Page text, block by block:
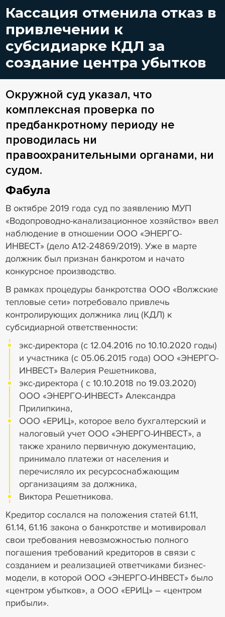
Кассация отменила отказ в
привлечении к
субсидиарке КДЛ за
создание центра убытков
Окружной суд указал, что
комплексная проверка по
предбанкротному периоду не
проводилась ни
правоохранительными органами, ни
судом.
Фабула
В октябре 2019 года суд по заявлению МУП
«Водопроводно-канализационное хозяйство» ввел
наблюдение в отношении ООО «ЭНЕРГО-
ИНВЕСТ» (дело А12-24869/2019). Уже в марте
должник был признан банкротом и начато
конкурсное производство.
В рамках процедуры банкротства ООО «Волжские
тепловые сети» потребовало привлечь
контролирующих должника лиц (КДЛ) к
субсидиарной ответственности:
экс-директора (с 12.04.2016 по 10.10.2020 годы)
и участника (с 05.06.2015 года) ООО «ЭНЕРГО-
ИНВЕСТ» Валерия Решетникова,
экс-директора ( с 10.10.2018 по 19.03.2020)
ООО «ЭНЕРГО-ИНВЕСТ» Александра
Прилипкина,
ООО «ЕРИЦ», которое вело бухгалтерский и
налоговый учет ООО «ЭНЕРГО-ИНВЕСТ», а
также хранило первичную документацию,
принимало платежи от населения и
перечисляло их ресурсоснабжающим
организациям за должника,
Виктора Решетникова.
Кредитор сослался на положения статей 61.11,
61.14, 61.16 закона о банкротстве и мотивировал
свои требования невозможностью полного
погашения требований кредиторов в связи с
созданием и реализацией ответчиками бизнес-
модели, в которой ООО «ЭНЕРГО-ИНВЕСТ» было
«центром убытков», а ООО «ЕРИЦ» – «центром
прибыли».